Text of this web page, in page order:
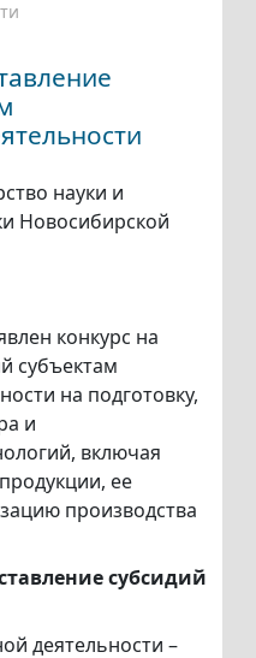
науки и
Новосибирской
конкурс на
субъектам
на подготовку,
и
включая
ее
производства
субсидий
деятельности –